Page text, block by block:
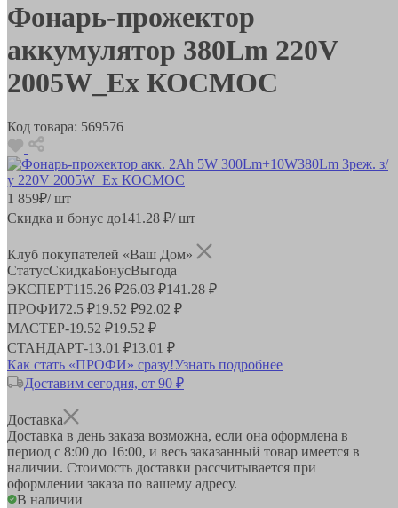
Фонарь-прожектор
аккумулятор 380Lm 220V
2005W_Ex КОСМОС
Код товара: 569576
1 859₽/ шт
Скидка и бонус до141.28 ₽/ шт
Клуб покупателей «Ваш Дом»
СтатусСкидкаБонусВыгода
ЭКСПЕРТ115.26 ₽26.03 ₽141.28 ₽
ПРОФИ72.5 ₽19.52 ₽92.02 ₽
МАСТЕР-19.52 ₽19.52 ₽
СТАНДАРТ-13.01 ₽13.01 ₽
Как стать «ПРОФИ» сразу!Узнать подробнее
Доставим сегодня, от 90 ₽
Доставка
Доставка в день заказа возможна, если она оформлена в
период с 8:00 до 16:00, и весь заказанный товар имеется в
наличии. Стоимость доставки рассчитывается при
оформлении заказа по вашему адресу.
В наличии